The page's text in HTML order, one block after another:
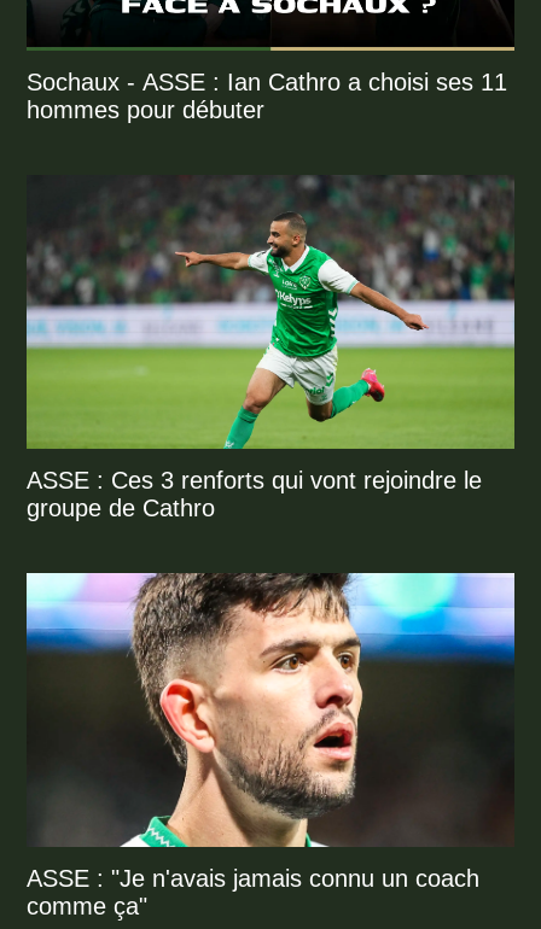
Sochaux - ASSE : Ian Cathro a choisi ses 11
hommes pour débuter
ASSE : Ces 3 renforts qui vont rejoindre le
groupe de Cathro
ASSE : "Je n'avais jamais connu un coach
comme ça"